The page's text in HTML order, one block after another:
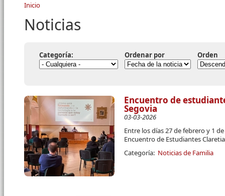
Se encuentra usted aquí
Inicio
Noticias
Categoría: Ordenar por Orden
Encuentro de
Segovia
03-03-2026
Entre los días 27 de febrero y 1
Encuentro de Estudiantes
Categoría: Noticias de Familia